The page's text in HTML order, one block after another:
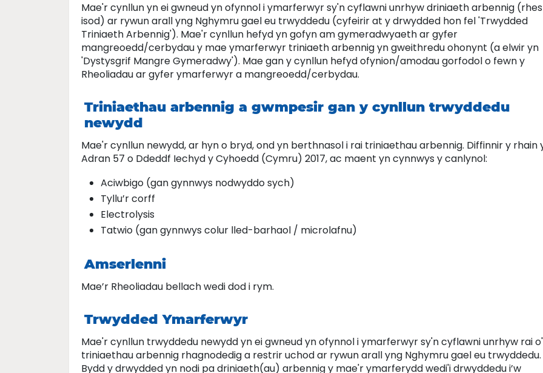
Mae'r cynllun yn ei gwneud yn ofynnol i ymarferwyr sy'n cyflawni unrhyw driniaeth arbennig
isod) ar rywun arall yng Nghymru gael eu trwyddedu (cyfeirir at y drwydded hon fel 'Trwydded
Triniaeth Arbennig'). Mae'r cynllun hefyd yn gofyn am gymeradwyaeth ar gyfer
mangreoedd/cerbydau y mae ymarferwyr triniaeth arbennig yn gweithredu ohonynt (a elwir yn
'Dystysgrif Mangre Gymeradwy'). Mae gan y cynllun hefyd ofynion/amodau gorfodol o fewn y
Rheoliadau ar gyfer ymarferwyr a mangreoedd/cerbydau.
Triniaethau arbennig a gwmpesir gan y cynllun trwyddedu
newydd
Mae'r cynllun newydd, ar hyn o bryd, ond yn berthnasol i rai triniaethau arbennig. Diffinnir y rhain
Adran 57 o Ddeddf Iechyd y Cyhoedd (Cymru) 2017, ac maent yn cynnwys y canlynol:
Aciwbigo (gan gynnwys nodwyddo sych)
Tyllu’r corff
Electrolysis
Tatwio (gan gynnwys colur lled-barhaol / microlafnu)
Amserlenni
Mae’r Rheoliadau bellach wedi dod i rym.
Trwydded Ymarferwyr
Mae'r cynllun trwyddedu newydd yn ei gwneud yn ofynnol i ymarferwyr sy'n cyflawni unrhyw rai
triniaethau arbennig rhagnodedig a restrir uchod ar rywun arall yng Nghymru gael eu trwyddedu.
Bydd y drwydded yn nodi pa driniaeth(au) arbennig y mae'r ymarferydd wedi'i drwyddedu i’w